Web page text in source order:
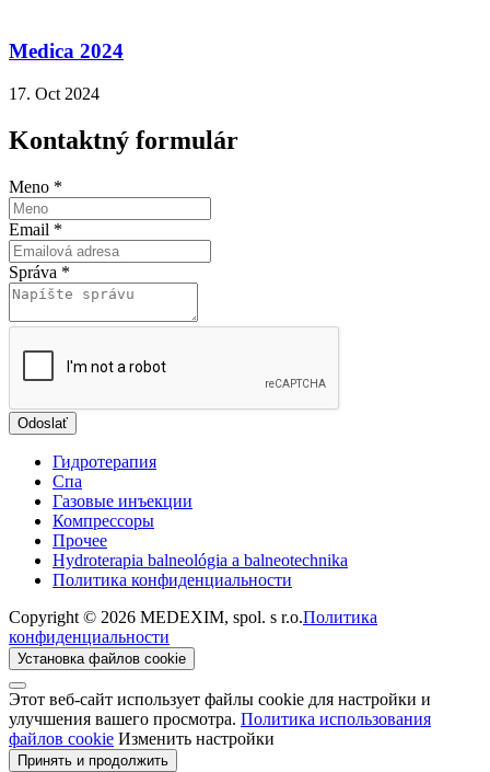
Medica 2024
17. Oct 2024
Kontaktný formulár
Meno *
Email *
Správa *
Odoslať
Гидротерапия
Спа
Газовые инъекции
Компрессоры
Прочеe
Hydroterapia balneológia a balneotechnika
Политика конфиденциальности
Copyright © 2026 MEDEXIM, spol. s r.o.Политика
конфиденциальности
Установка файлов cookie
Этот веб-сайт использует файлы cookie для настройки и
улучшения вашего просмотра. Политика использования
файлов cookie Изменить настройки